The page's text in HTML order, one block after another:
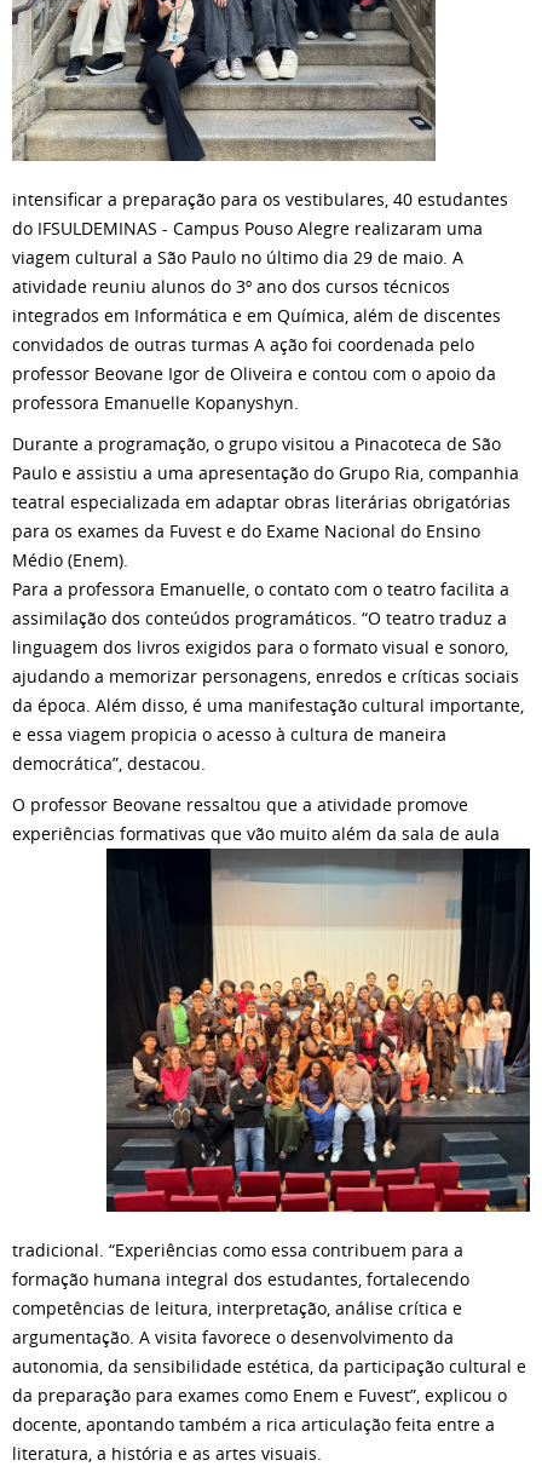
intensificar a preparação para os vestibulares, 40 estudantes
do IFSULDEMINAS - Campus Pouso Alegre realizaram uma
viagem cultural a São Paulo no último dia 29 de maio. A
atividade reuniu alunos do 3º ano dos cursos técnicos
integrados em Informática e em Química, além de discentes
convidados de outras turmas A ação foi coordenada pelo
professor Beovane Igor de Oliveira e contou com o apoio da
professora Emanuelle Kopanyshyn.
Durante a programação, o grupo visitou a Pinacoteca de São
Paulo e assistiu a uma apresentação do Grupo Ria, companhia
teatral especializada em adaptar obras literárias obrigatórias
para os exames da Fuvest e do Exame Nacional do Ensino
Médio (Enem).
Para a professora Emanuelle, o contato com o teatro facilita a
assimilação dos conteúdos programáticos. “O teatro traduz a
linguagem dos livros exigidos para o formato visual e sonoro,
ajudando a memorizar personagens, enredos e críticas sociais
da época. Além disso, é uma manifestação cultural importante,
e essa viagem propicia o acesso à cultura de maneira
democrática”, destacou.
O professor Beovane ressaltou que a atividade promove
experiências formativas que vão muito além da sala de aula
tradicional. “Experiências como essa contribuem para a
formação humana integral dos estudantes, fortalecendo
competências de leitura, interpretação, análise crítica e
argumentação. A visita favorece o desenvolvimento da
autonomia, da sensibilidade estética, da participação cultural e
da preparação para exames como Enem e Fuvest”, explicou o
docente, apontando também a rica articulação feita entre a
literatura, a história e as artes visuais.